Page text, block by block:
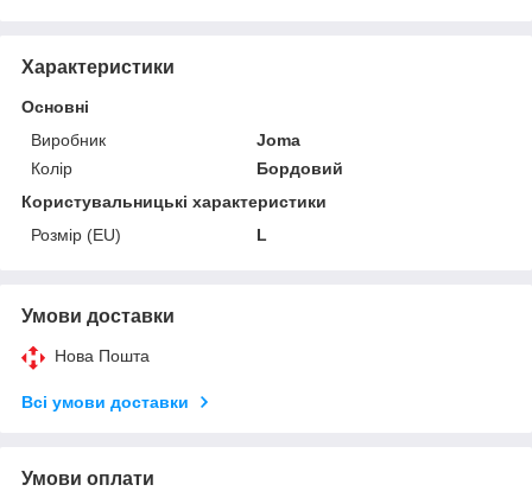
Характеристики
Основні
Виробник
Joma
Колір
Бордовий
Користувальницькі характеристики
Розмір (EU)
L
Умови доставки
Нова Пошта
Всі умови доставки
Умови оплати